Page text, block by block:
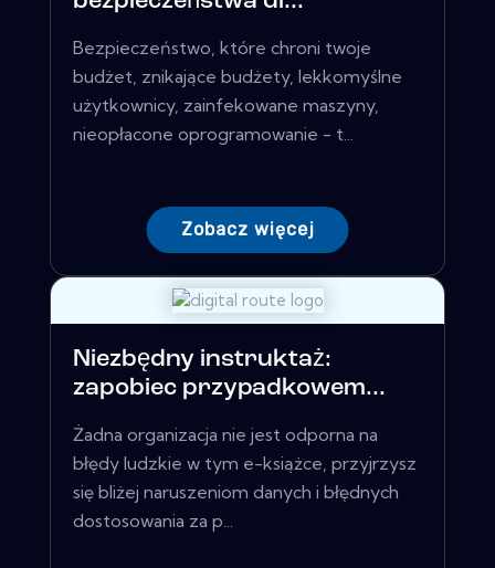
Bezpieczeństwo, które chroni twoje
budżet, znikające budżety, lekkomyślne
użytkownicy, zainfekowane maszyny,
nieopłacone oprogramowanie - t...
Zobacz więcej
Niezbędny instruktaż:
zapobiec przypadkowem...
Żadna organizacja nie jest odporna na
błędy ludzkie w tym e-książce, przyjrzysz
się bliżej naruszeniom danych i błędnych
dostosowania za p...